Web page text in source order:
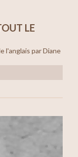
LE
l'anglais par Diane